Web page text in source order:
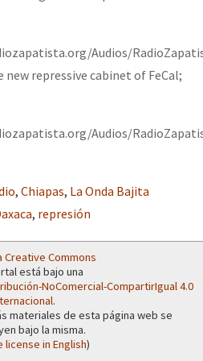
a Humanidade”
por la libertad de Jesús
se publica no Estado Espanhol
saiba! Nossas lutas pela
Audios/
new repressive cabinet of FeCal;
Audios/
, Chiapas, La Onda Bajita
, represión
está bajo una
NoComercial-CompartirIgual 4.0
.
materiales de esta página web se
bajo la misma.
license in English)